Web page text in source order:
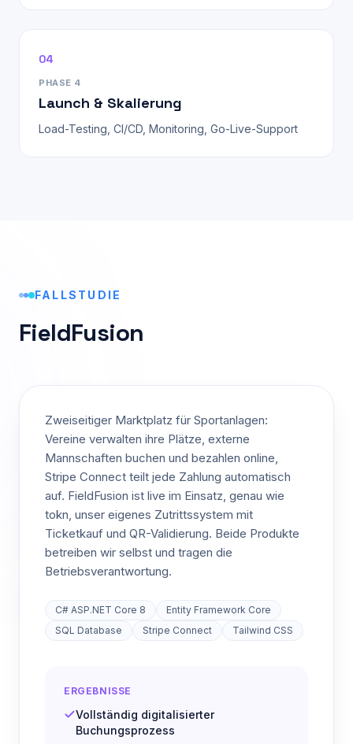
04
PHASE 4
Launch & Skalierung
Load-Testing, CI/CD, Monitoring, Go-Live-Support
FALLSTUDIE
FieldFusion
Zweiseitiger Marktplatz für Sportanlagen:
Vereine verwalten ihre Plätze, externe
Mannschaften buchen und bezahlen online,
Stripe Connect teilt jede Zahlung automatisch
auf. FieldFusion ist live im Einsatz, genau wie
tokn, unser eigenes Zutrittssystem mit
Ticketkauf und QR-Validierung. Beide Produkte
betreiben wir selbst und tragen die
Betriebsverantwortung.
C# ASP.NET Core 8
Entity Framework Core
SQL Database
Stripe Connect Tailwind CSS
ERGEBNISSE
Vollständig digitalisierter
Buchungsprozess